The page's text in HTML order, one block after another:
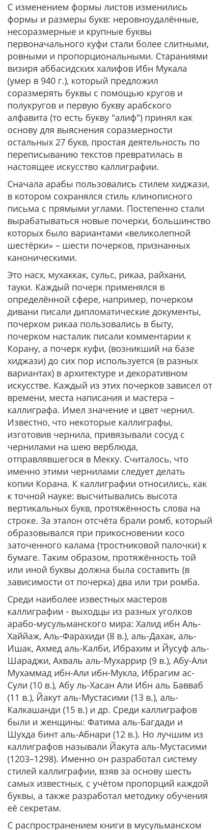
С изменением формы листов изменились
формы и размеры букв: неровноудалённые,
несоразмерные и крупные буквы
первоначального куфи стали более слитными,
ровными и пропорциональными. Стараниями
визиря аббасидских халифов Ибн Мукала
(умер в 940 г.), который предложил
соразмерять буквы с помощью кругов и
полукругов и первую букву арабского
алфавита (то есть букву "алиф") принял как
основу для выяснения соразмерности
остальных 27 букв, простая деятельность по
переписыванию текстов превратилась в
настоящее искусство каллиграфии.
Сначала арабы пользовались стилем хиджази,
в котором сохранялся стиль клинописного
письма с прямыми углами. Постепенно стали
вырабатываться новые почерки, большинство
которых было вариантами «великолепной
шестёрки» – шести почерков, признанных
каноническими.
Это насх, мухаккак, сульс, рикаа, райхани,
тауки. Каждый почерк применялся в
определённой сфере, например, почерком
дивани писали дипломатические документы,
почерком рикаа пользовались в быту,
почерком насталик писали комментарии к
Корану, а почерк куфи, (возникший на базе
хиджази) до сих пор используется (в разных
вариантах) в архитектуре и декоративном
искусстве. Каждый из этих почерков зависел от
времени, места написания и мастера –
каллиграфа. Имел значение и цвет чернил.
Известно, что некоторые каллиграфы,
изготовив чернила, привязывали сосуд с
чернилами на шею верблюда,
отправлявшегося в Мекку. Считалось, что
именно этими чернилами следует делать
копии Корана. К каллиграфии относились, как
к точной науке: высчитывались высота
вертикальных букв, протяжённость слова на
строке. За эталон отсчёта брали ромб, который
образовывался при прикосновении косо
заточенного калама (тростниковой палочки) к
бумаге. Таким образом, протяжённость той
или иной буквы должна была составить (в
зависимости от почерка) два или три ромба.
Среди наиболее известных мастеров
каллиграфии - выходцы из разных уголков
арабо-мусульманского мира: Халид ибн Аль-
Хаййаж, Аль-Фарахиди (8 в.), аль-Дахак, аль-
Ишак, Ахмед аль-Калби, Ибрахим и Йусуф аль-
Шараджи, Ахваль аль-Мухаррир (9 в.), Абу-Али
Мухаммад ибн-Али ибн-Мукла, Ибрагим ас-
Сули (10 в.), Абу ль-Хасан Али Ибн аль Бавваб
(11 в.), Йакут аль-Мустасими (13 в.), аль-
Калкашанди (15 в.) и др. Среди каллиграфов
были и женщины: Фатима аль-Багдади и
Шухда бинт аль-Абнари (12 в.). Но лучшим из
каллиграфов называли Йакута аль-Мустасими
(1203–1298). Именно он разработал систему
стилей каллиграфии, взяв за основу шесть
самых известных, с учётом пропорций каждой
буквы, а также разработал методику обучения
её секретам.
С распространением книги в мусульманском